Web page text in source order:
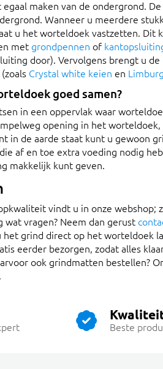
maken van de ondergrond.
Wanneer u meerdere
u het worteldoek vastzetten.
met grondpennen of
door). Vervolgens brengt u de
(zoals Crystal white keien en
goed samen?
in een oppervlak waar
opening in het
in de aarde staat kunt u gewoon
af en toe extra voeding nodig
makkelijk kunt geven.
vindt u in onze
vragen? Neem dan gerust
grind direct op het worteldoek
eerder bezorgen, zodat alles
ook grindmatten bestellen?
Beste